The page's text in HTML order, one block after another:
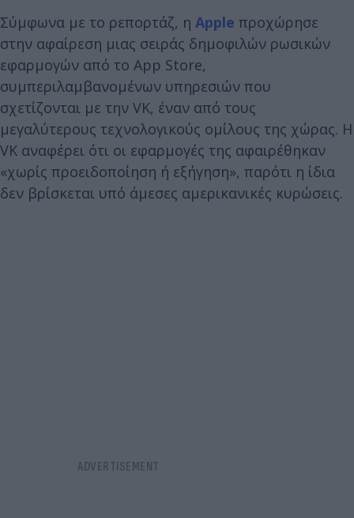
Σύμφωνα με το ρεπορτάζ, η Apple προχώρησε
στην αφαίρεση μιας σειράς δημοφιλών ρωσικών
εφαρμογών από το App Store,
συμπεριλαμβανομένων υπηρεσιών που
σχετίζονται με την VK, έναν από τους
μεγαλύτερους τεχνολογικούς ομίλους της χώρας. Η
VK αναφέρει ότι οι εφαρμογές της αφαιρέθηκαν
«χωρίς προειδοποίηση ή εξήγηση», παρότι η ίδια
δεν βρίσκεται υπό άμεσες αμερικανικές κυρώσεις.